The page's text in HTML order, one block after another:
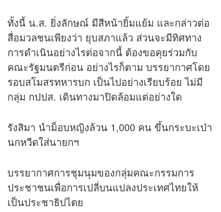
ทั้งนี้ น.ส. ยิ่งลักษณ์ มีสีหน้ายิ้มแย้ม และกล่าวต่อ
สื่อมวลชนเพียงว่า ยุบสภาแล้ว ส่วนจะมีทิศทาง
การดำเนินอย่างไรต่อจากนี้ ต้องขอคุยร่วมกับ
คณะรัฐมนตรีก่อน อย่างไรก็ตาม บรรยากาศโดย
รอบสโมสรทหารบก เป็นไปอย่างเรียบร้อย ไม่มี
กลุ่ม กปปส. เดินทางมาปิดล้อมแต่อย่างใด
รังสิมา นำม็อบหญิงล้วน 1,000 คน ขึ้นกระบะเป่า
นกหวีดใส่นายกฯ
บรรยากาศการชุมนุมของกลุ่มคณะกรรมการ
ประชาชนเพื่อการเปลี่บนแปลงประเทศไทยให้
เป็นประชาธิปไตย